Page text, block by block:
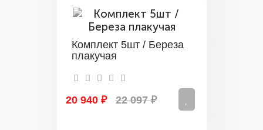
Комплект 5шт / Береза
плакучая
20 940 ₽ 22 097 ₽